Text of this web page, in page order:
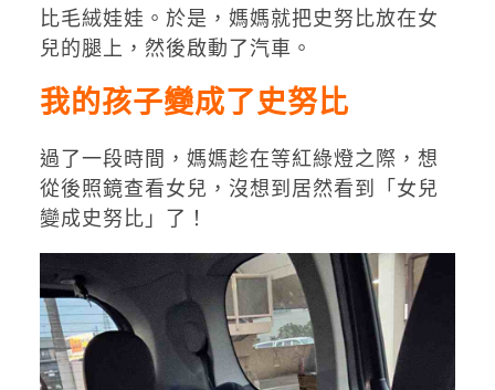
比毛絨娃娃。於是，媽媽就把史努比放在女
兒的腿上，然後啟動了汽車。
我的孩子變成了史努比
過了一段時間，媽媽趁在等紅綠燈之際，想
從後照鏡查看女兒，沒想到居然看到「女兒
變成史努比」了！